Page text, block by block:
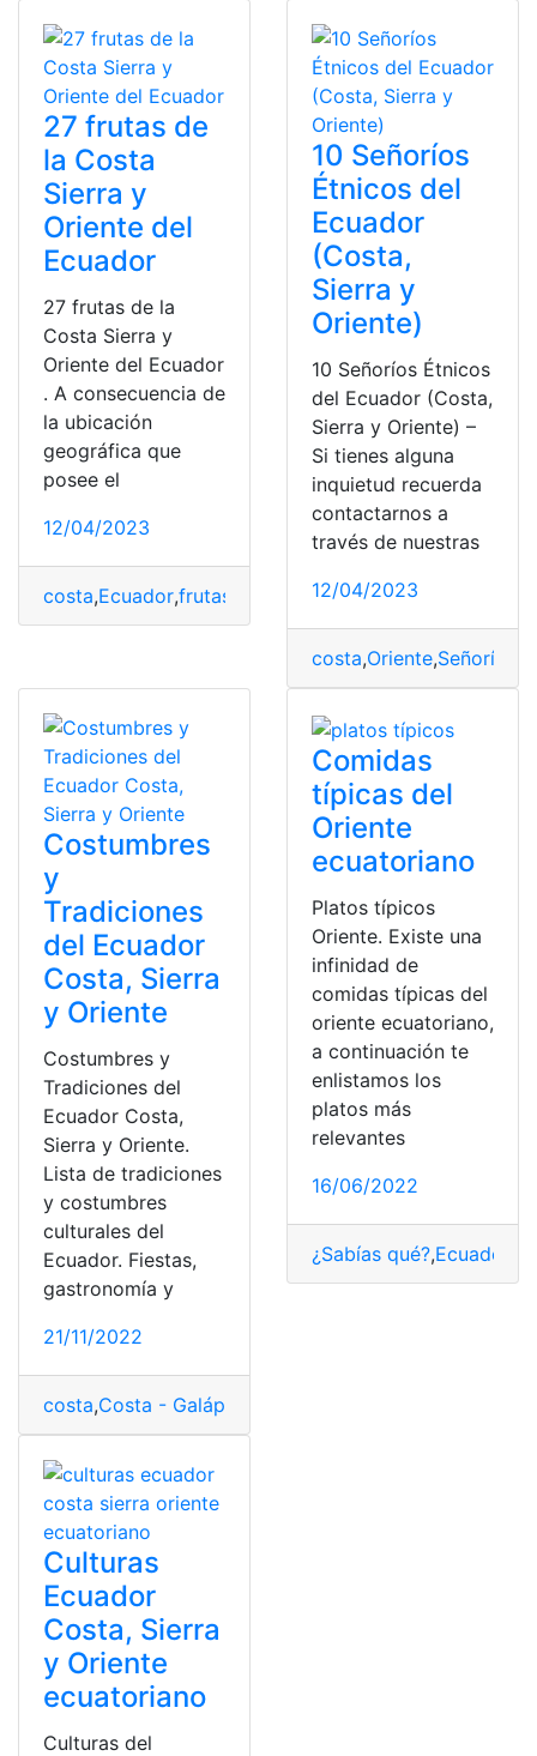
27 frutas de
la Costa
Sierra y
Oriente del
Ecuador
27 frutas de la
Costa Sierra y
Oriente del Ecuador
. A consecuencia de
la ubicación
geográfica que
posee el
12/04/2023
costa,Ecuador,frutas Sierra
10 Señoríos
Étnicos del
Ecuador
(Costa,
Sierra y
Oriente)
10 Señoríos Étnicos
del Ecuador (Costa,
Sierra y Oriente) –
Si tienes alguna
inquietud recuerda
contactarnos a
través de nuestras
12/04/2023
costa,Oriente,Señoríos
Costumbres
y
Tradiciones
del Ecuador
Costa, Sierra
y Oriente
Costumbres y
Tradiciones del
Ecuador Costa,
Sierra y Oriente.
Lista de tradiciones
y costumbres
culturales del
Ecuador. Fiestas,
gastronomía y
21/11/2022
costa,Costa - Galápagos
Comidas
típicas del
Oriente
ecuatoriano
Platos típicos
Oriente. Existe una
infinidad de
comidas típicas del
oriente ecuatoriano,
a continuación te
enlistamos los
platos más
relevantes
16/06/2022
¿Sabías qué?,Ecuador
Culturas
Ecuador
Costa, Sierra
y Oriente
ecuatoriano
Culturas del